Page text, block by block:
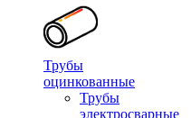
Трубы
оцинкованные
Трубы
электросварные